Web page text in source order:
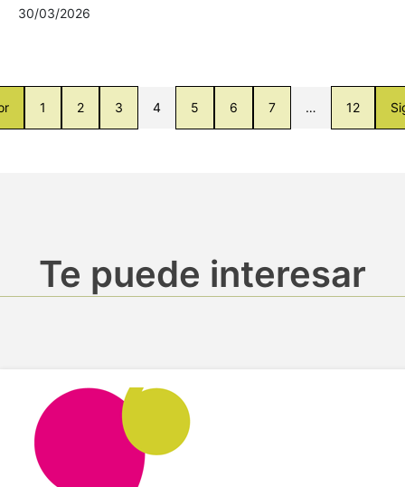
30/03/2026
1 2 3 4 5 6 7 … 12
Te puede interesar